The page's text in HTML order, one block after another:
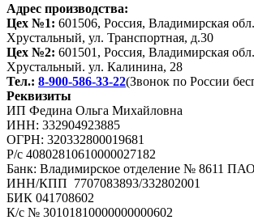
Адрес производства:
Цех №1: 601506, Россия, Владимирская
Хрустальный, ул. Транспортная, д.30
Цех №2: 601501, Россия, Владимирская
Хрустальный. ул. Калинина, 28
Тел.: 8-900-586-33-22(Звонок по России
Реквизиты
ИП Федина Ольга Михайловна
ИНН: 332904923885
ОГРН: 320332800019681
Р/с 40802810610000027182
Банк: Владимирское отделение № 8611
ИНН/КПП 7707083893/332802001
БИК 041708602
К/с № 30101810000000000602